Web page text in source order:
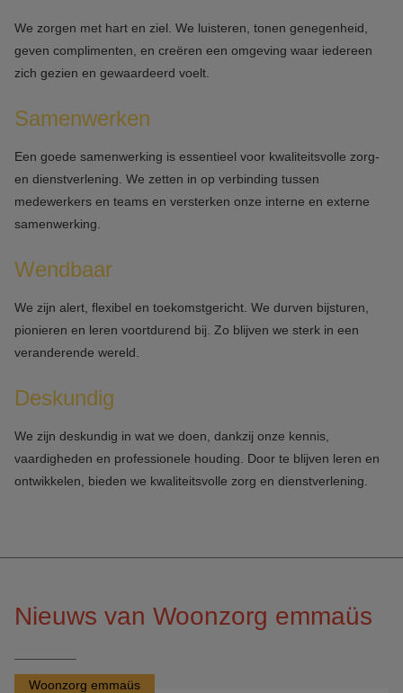
We zorgen met hart en ziel. We luisteren, tonen genegenheid,
geven complimenten, en creëren een omgeving waar iedereen
zich gezien en gewaardeerd voelt.
Samenwerken
Een goede samenwerking is essentieel voor kwaliteitsvolle zorg-
en dienstverlening. We zetten in op verbinding tussen
medewerkers en teams en versterken onze interne en externe
samenwerking.
Wendbaar
We zijn alert, flexibel en toekomstgericht. We durven bijsturen,
pionieren en leren voortdurend bij. Zo blijven we sterk in een
veranderende wereld.
Deskundig
We zijn deskundig in wat we doen, dankzij onze kennis,
vaardigheden en professionele houding. Door te blijven leren en
ontwikkelen, bieden we kwaliteitsvolle zorg en dienstverlening.
Nieuws van Woonzorg emmaüs
Woonzorg emmaüs